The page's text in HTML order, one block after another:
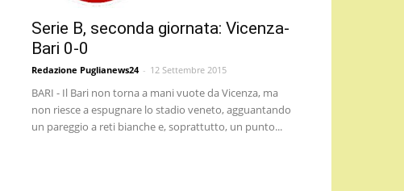
Serie B, seconda giornata: Vicenza-
Bari 0-0
Redazione Puglianews24 - 12 Settembre 2015
BARI - Il Bari non torna a mani vuote da Vicenza, ma
non riesce a espugnare lo stadio veneto, agguantando
un pareggio a reti bianche e, soprattutto, un punto...